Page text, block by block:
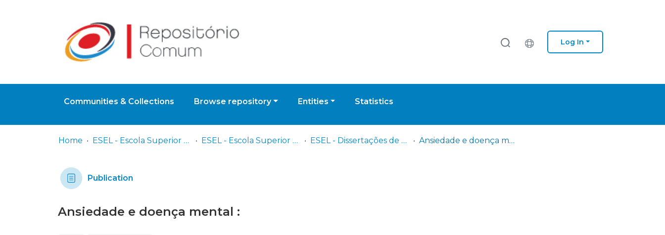
Log In
Communities & Collections Browse repository Entities Statistics
Home ESEL - Escola Superior de Enfermagem de Lisboa ESEL - Escola Superior de Enfermagem de Lisboa ESEL - Dissertações de Mestrado Ansiedade e doença mental :
Publication
Ansiedade e doença mental :